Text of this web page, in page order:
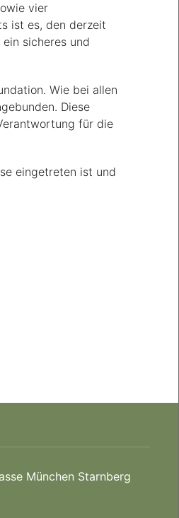
vier
ist es, den derzeit
sicheres und
Wie bei allen
Diese
für die
eingetreten ist und
München Starnberg